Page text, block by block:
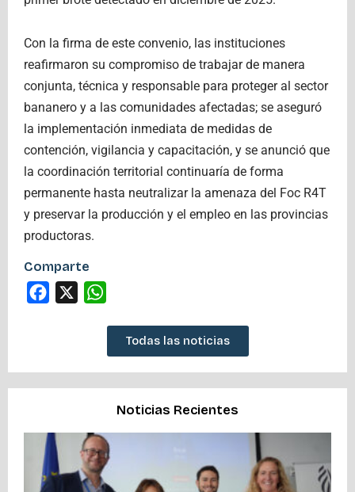
Con la firma de este convenio, las instituciones
reafirmaron su compromiso de trabajar de manera
conjunta, técnica y responsable para proteger al sector
bananero y a las comunidades afectadas; se aseguró
la implementación inmediata de medidas de
contención, vigilancia y capacitación, y se anunció que
la coordinación territorial continuaría de forma
permanente hasta neutralizar la amenaza del Foc R4T
y preservar la producción y el empleo en las provincias
productoras.
Comparte
Facebook
Todas las noticias
Noticias Recientes